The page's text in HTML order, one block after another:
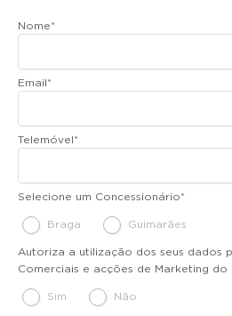
Nome*
Email*
Telemóvel*
Selecione um Concessionário*
Braga Guimarães
Autoriza a utilização dos seus dados
Comerciais e acções de Marketing
Sim Não